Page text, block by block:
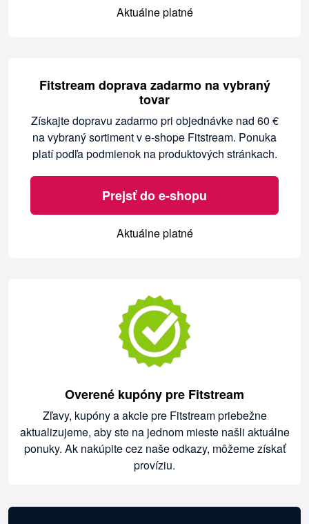
Aktuálne platné
Fitstream doprava zadarmo na vybraný
tovar
Získajte dopravu zadarmo pri objednávke nad 60 €
na vybraný sortiment v e-shope Fitstream. Ponuka
platí podľa podmienok na produktových stránkach.
Prejsť do e-shopu
Aktuálne platné
Overené kupóny pre Fitstream
Zľavy, kupóny a akcie pre Fitstream priebežne
aktualizujeme, aby ste na jednom mieste našli aktuálne
ponuky. Ak nakúpite cez naše odkazy, môžeme získať
províziu.